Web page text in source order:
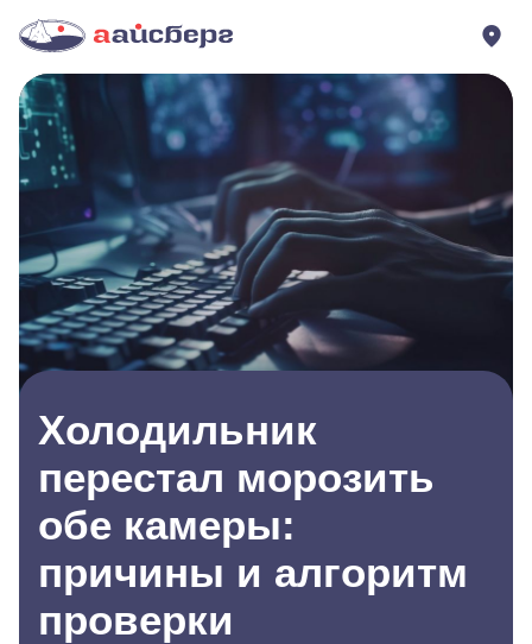
Холодильник
перестал морозить
обе камеры:
причины и алгоритм
проверки